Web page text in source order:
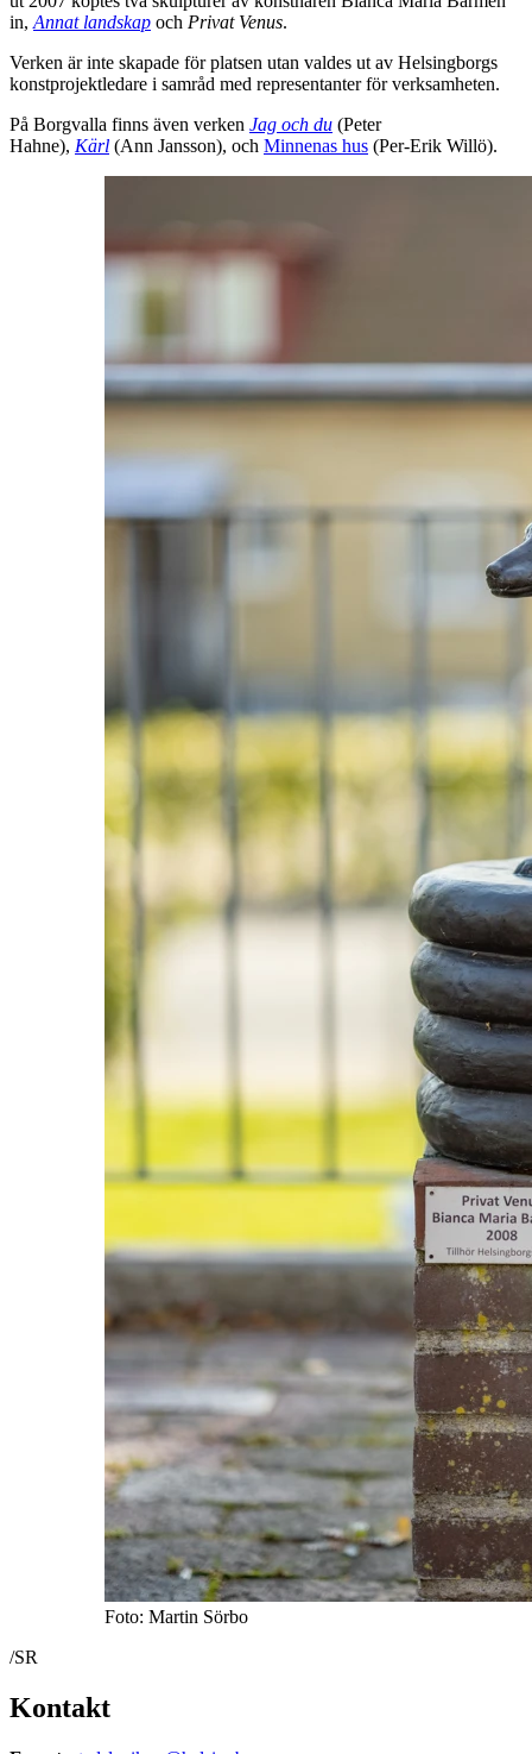
in, Annat landskap och Privat Venus.
Verken är inte skapade för platsen utan valdes ut av Helsingborgs
konstprojektledare i samråd med representanter för verksamheten.
På Borgvalla finns även verken Jag och du (Peter
Hahne), Kärl (Ann Jansson), och Minnenas hus (Per-Erik Willö).
Foto: Martin Sörbo
/SR
Kontakt